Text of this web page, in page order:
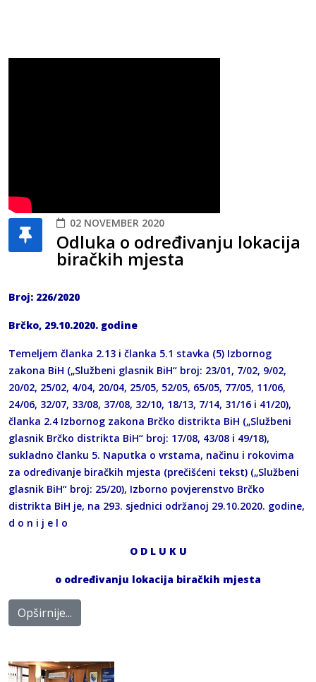
02 NOVEMBER 2020
Odluka o određivanju lokacija
biračkih mjesta
Broj: 226/2020
Brčko, 29.10.2020. godine
Temeljem članka 2.13 i članka 5.1 stavka (5) Izbornog
zakona BiH („Službeni glasnik BiH“ broj: 23/01, 7/02, 9/02,
20/02, 25/02, 4/04, 20/04, 25/05, 52/05, 65/05, 77/05, 11/06,
24/06, 32/07, 33/08, 37/08, 32/10, 18/13, 7/14, 31/16 i 41/20),
članka 2.4 Izbornog zakona Brčko distrikta BiH („Službeni
glasnik Brčko distrikta BiH“ broj: 17/08, 43/08 i 49/18),
sukladno članku 5. Naputka o vrstama, načinu i rokovima
za određivanje biračkih mjesta (prečišćeni tekst) („Službeni
glasnik BiH“ broj: 25/20), Izborno povjerenstvo Brčko
distrikta BiH je, na 293. sjednici održanoj 29.10.2020. godine,
d o n i j e l o
O D L U K U
o određivanju lokacija biračkih mjesta
Opširnije...